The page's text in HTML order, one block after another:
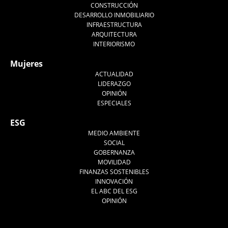
CONSTRUCCIÓN
DESARROLLO INMOBILIARIO
INFRAESTRUCTURA
ARQUITECTURA
INTERIORISMO
Mujeres
ACTUALIDAD
LIDERAZGO
OPINIÓN
ESPECIALES
ESG
MEDIO AMBIENTE
SOCIAL
GOBERNANZA
MOVILIDAD
FINANZAS SOSTENIBLES
INNOVACIÓN
EL ABC DEL ESG
OPINIÓN